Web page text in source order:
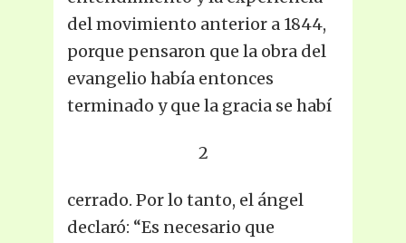
del movimiento anterior a 1844,
porque pensaron que la obra del
evangelio había entonces
terminado y que la gracia se habí
2
cerrado. Por lo tanto, el ángel
declaró: “Es necesario que